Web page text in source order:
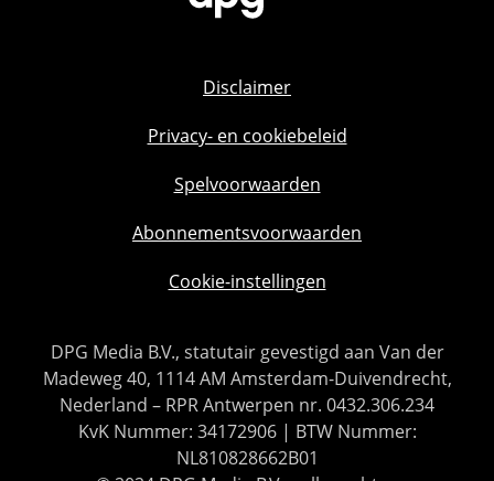
Disclaimer
Privacy- en cookiebeleid
Spelvoorwaarden
Abonnementsvoorwaarden
Cookie-instellingen
DPG Media B.V., statutair gevestigd aan Van der
Madeweg 40, 1114 AM Amsterdam-Duivendrecht,
Nederland – RPR Antwerpen nr. 0432.306.234
KvK Nummer: 34172906 | BTW Nummer:
NL810828662B01